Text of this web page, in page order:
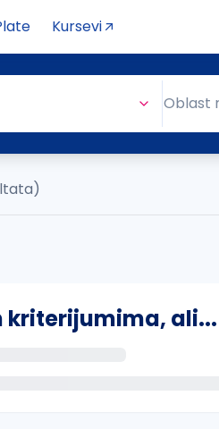
Kursevi
Oblast
kriterijumima, ali...